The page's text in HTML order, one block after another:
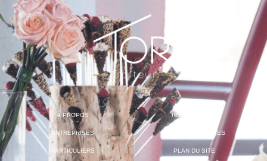
À PROPOS
ENTREPRISES
PARTICULIERS
RECRUTEMENT
MENTIONS LÉGALES
PLAN DU SITE